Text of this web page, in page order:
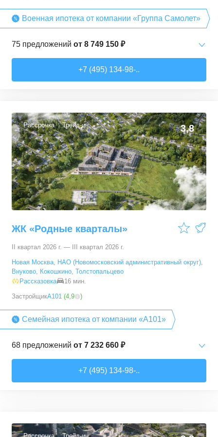
Военная ипотека от компании «Группа Самолет»
75 предложений от 8 749 150 ₽
32,74–49,35м² 40 предложений
2-комн. кв. от13 372 380 ₽
53,05–62,7м² 10 предложений
3-комн. кв. от 17 498 090 ₽
76,45–81,28м² 11 предложений
100,1 –100,1м² предложение
+7 (495) 134-98-..
Рассрочка Трейд-ин 3,8
ЖК «Родные кварталы»
II квартал 2026 г. — III квартал 2026 г.
Новая Москва, НАО (Новомосковский административный округ),
Внуково, Кокошкино, Толстопальцево
Рассказовка
16 мин.
ЗастройщикА101 (4,9 )
Семейная ипотека от компании «А101»
68 предложений от 7 232 660 ₽
+7 (495) 134-98-..